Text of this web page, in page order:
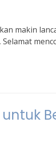
makin